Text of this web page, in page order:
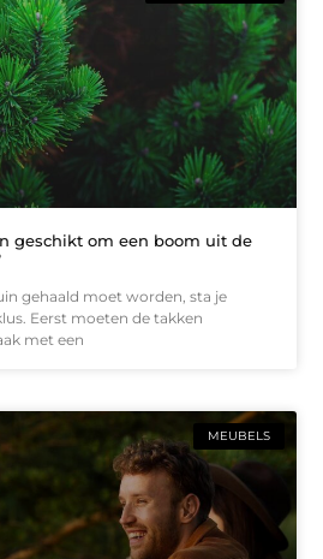
geschikt om een boom uit de
gehaald moet worden, sta je
Eerst moeten de takken
met een
MEUBELS